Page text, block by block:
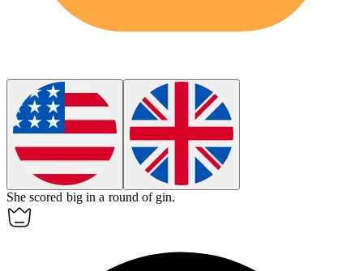
She scored big in a round of gin.